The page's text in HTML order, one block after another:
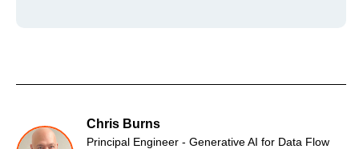
Chris Burns
Principal Engineer - Generative AI for Data Flow